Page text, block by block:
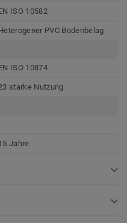
ISO 10582
PVC Bodenbelag
ISO 10874
starke Nutzung
Jahre